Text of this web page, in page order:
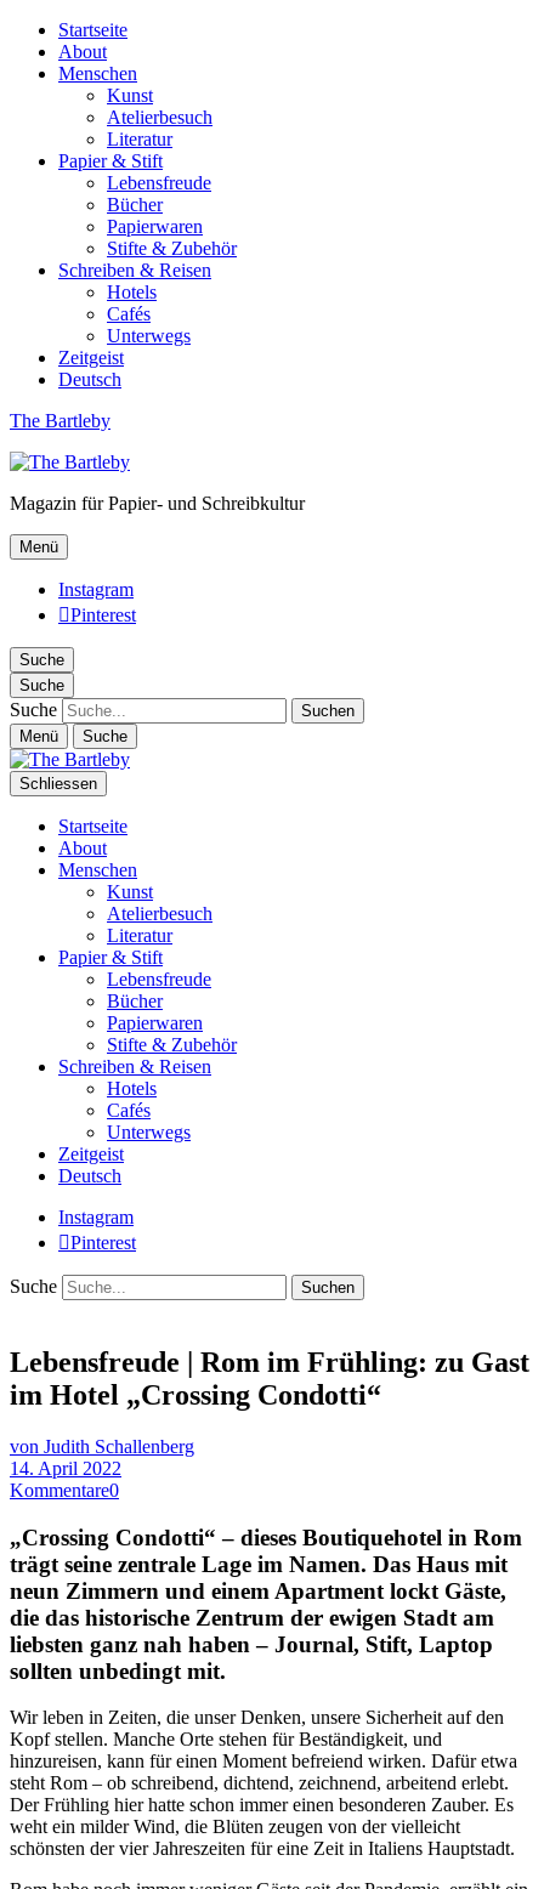
Startseite
About
Menschen
Kunst
Atelierbesuch
Literatur
Papier & Stift
Lebensfreude
Bücher
Papierwaren
Stifte & Zubehör
Schreiben & Reisen
Hotels
Cafés
Unterwegs
Zeitgeist
Deutsch
The Bartleby
Magazin für Papier- und Schreibkultur
Menü
Instagram
Pinterest
Suche
Suche
Suche
Menü Suche
Schliessen
Startseite
About
Menschen
Kunst
Atelierbesuch
Literatur
Papier & Stift
Lebensfreude
Bücher
Papierwaren
Stifte & Zubehör
Schreiben & Reisen
Hotels
Cafés
Unterwegs
Zeitgeist
Deutsch
Instagram
Pinterest
Suche
Lebensfreude | Rom im Frühling: zu Gast
im Hotel „Crossing Condotti“
von Judith Schallenberg
14. April 2022
Kommentare0
„Crossing Condotti“ – dieses Boutiquehotel in Rom
trägt seine zentrale Lage im Namen. Das Haus mit
neun Zimmern und einem Apartment lockt Gäste,
die das historische Zentrum der ewigen Stadt am
liebsten ganz nah haben – Journal, Stift, Laptop
sollten unbedingt mit.
Wir leben in Zeiten, die unser Denken, unsere Sicherheit auf den
Kopf stellen. Manche Orte stehen für Beständigkeit, und
hinzureisen, kann für einen Moment befreiend wirken. Dafür etwa
steht Rom – ob schreibend, dichtend, zeichnend, arbeitend erlebt.
Der Frühling hier hatte schon immer einen besonderen Zauber. Es
weht ein milder Wind, die Blüten zeugen von der vielleicht
schönsten der vier Jahreszeiten für eine Zeit in Italiens Hauptstadt.